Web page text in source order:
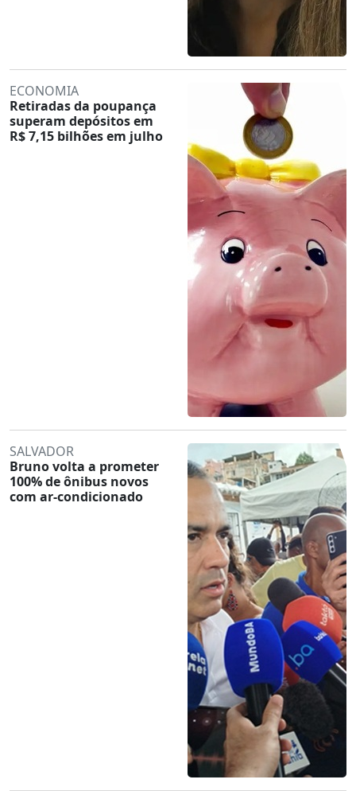
ECONOMIA
Retiradas da poupança
superam depósitos em
R$ 7,15 bilhões em julho
SALVADOR
Bruno volta a prometer
100% de ônibus novos
com ar-condicionado